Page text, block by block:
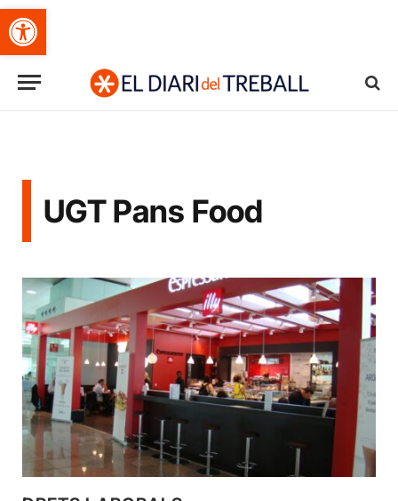
Obre la barra d'eines
UGT Pans Food